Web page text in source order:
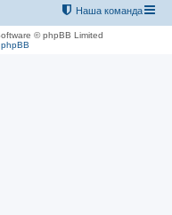
Наша команда
© phpBB Limited